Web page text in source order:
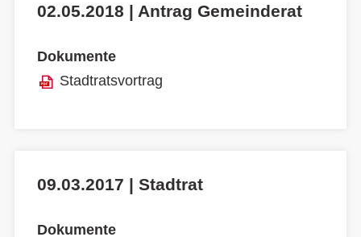
02.05.2018 | Antrag Gemeinderat
Dokumente
Stadtratsvortrag
09.03.2017 | Stadtrat
Dokumente